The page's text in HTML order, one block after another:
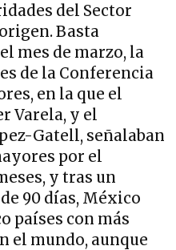
del Sector
Basta
mes de marzo, la
de la Conferencia
en la que el
Varela, y el
Gatell, señalaban
por el
y tras un
90 días, México
países con más
el mundo, aunque